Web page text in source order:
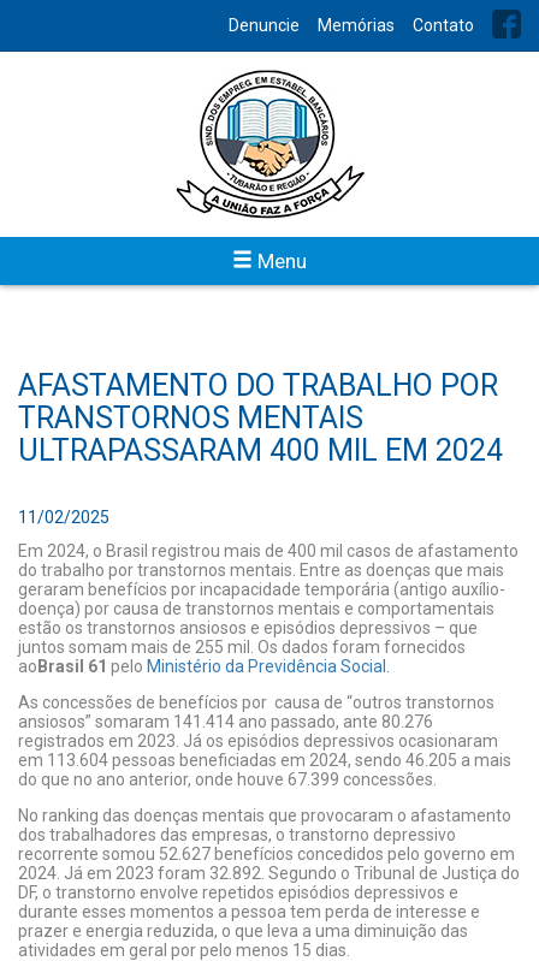
Denuncie Memórias Contato
Menu
AFASTAMENTO DO TRABALHO POR
TRANSTORNOS MENTAIS
ULTRAPASSARAM 400 MIL EM 2024
11/02/2025
Em 2024, o Brasil registrou mais de 400 mil casos de afastamento
do trabalho por transtornos mentais. Entre as doenças que mais
geraram benefícios por incapacidade temporária (antigo auxílio-
doença) por causa de transtornos mentais e comportamentais
estão os transtornos ansiosos e episódios depressivos – que
juntos somam mais de 255 mil. Os dados foram fornecidos
ao Brasil 61 pelo Ministério da Previdência Social.
As concessões de benefícios por causa de “outros transtornos
ansiosos” somaram 141.414 ano passado, ante 80.276
registrados em 2023. Já os episódios depressivos ocasionaram
em 113.604 pessoas beneficiadas em 2024, sendo 46.205 a mais
do que no ano anterior, onde houve 67.399 concessões.
No ranking das doenças mentais que provocaram o afastamento
dos trabalhadores das empresas, o transtorno depressivo
recorrente somou 52.627 benefícios concedidos pelo governo em
2024. Já em 2023 foram 32.892. Segundo o Tribunal de Justiça do
DF, o transtorno envolve repetidos episódios depressivos e
durante esses momentos a pessoa tem perda de interesse e
prazer e energia reduzida, o que leva a uma diminuição das
atividades em geral por pelo menos 15 dias.